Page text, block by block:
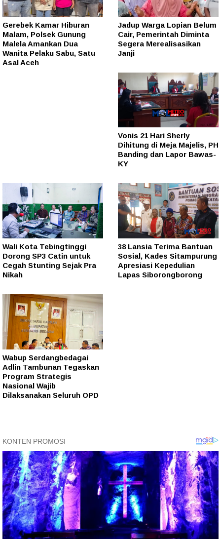
Gerebek Kamar Hiburan
Malam, Polsek Gunung
Malela Amankan Dua
Wanita Pelaku Sabu, Satu
Asal Aceh
Jadup Warga Lopian Belum
Cair, Pemerintah Diminta
Segera Merealisasikan
Janji
Vonis 21 Hari Sherly
Dihitung di Meja Majelis, PH
Banding dan Lapor Bawas-
KY
Wali Kota Tebingtinggi
Dorong SP3 Catin untuk
Cegah Stunting Sejak Pra
Nikah
38 Lansia Terima Bantuan
Sosial, Kades Sitampurung
Apresiasi Kepedulian
Lapas Siborongborong
Wabup Serdangbedagai
Adlin Tambunan Tegaskan
Program Strategis
Nasional Wajib
Dilaksanakan Seluruh OPD